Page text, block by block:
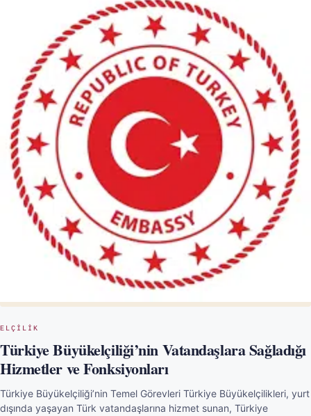
ELÇILIK
Türkiye Büyükelçiliği’nin Vatandaşlara Sağladığı
Hizmetler ve Fonksiyonları
Türkiye Büyükelçiliği’nin Temel Görevleri Türkiye Büyükelçilikleri, yurt
dışında yaşayan Türk vatandaşlarına hizmet sunan, Türkiye